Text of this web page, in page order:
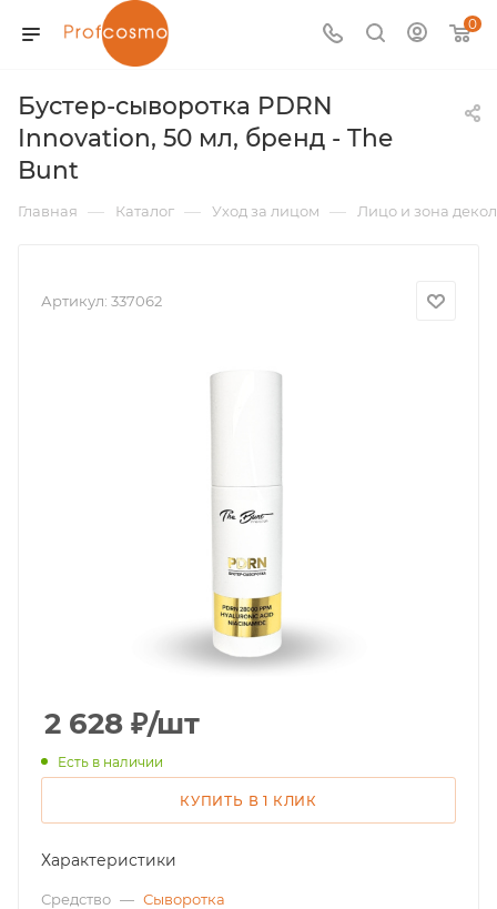
0
Бустер-сыворотка PDRN
Innovation, 50 мл, бренд - The
Bunt
Главная — Каталог — Уход за лицом — Лицо и зона
Артикул: 337062
2 628 ₽/шт
Есть в наличии
КУПИТЬ В 1 КЛИК
Характеристики
Средство — Сыворотка